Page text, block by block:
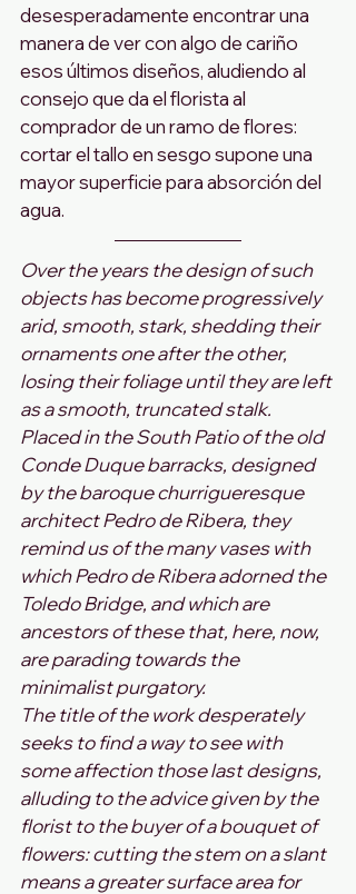
desesperadamente encontrar una
manera de ver con algo de cariño
esos últimos diseños, aludiendo al
consejo que da el florista al
comprador de un ramo de flores:
cortar el tallo en sesgo supone una
mayor superficie para absorción del
agua.
Over the years the design of such
objects has become progressively
arid, smooth, stark, shedding their
ornaments one after the other,
losing their foliage until they are left
as a smooth, truncated stalk.
Placed in the South Patio of the old
Conde Duque barracks, designed
by the baroque churrigueresque
architect Pedro de Ribera, they
remind us of the many vases with
which Pedro de Ribera adorned the
Toledo Bridge, and which are
ancestors of these that, here, now,
are parading towards the
minimalist purgatory.
The title of the work desperately
seeks to find a way to see with
some affection those last designs,
alluding to the advice given by the
florist to the buyer of a bouquet of
flowers: cutting the stem on a slant
means a greater surface area for